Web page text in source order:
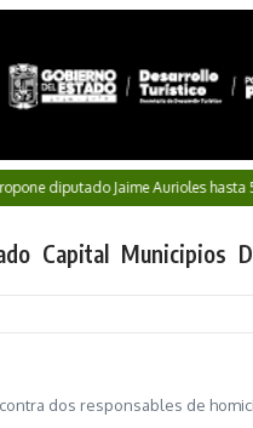
diputado Jaime Aurioles hasta 5
Capital Municipios
dos responsables de